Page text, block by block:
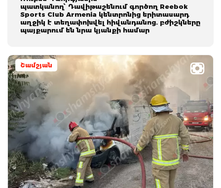
պատկանող՝ Դավիթաշենում գործող Reebok
Sports Club Armenia կենտրոնից երիտասարդ
աղջիկ է տեղափոխվել հիվանդանոց. բժիշկները
պայքարում են նրա կյանքի համար
Շամշյան